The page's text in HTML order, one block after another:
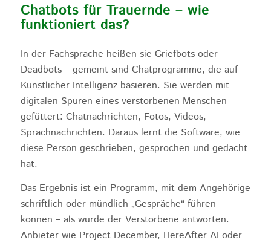
Chatbots für Trauernde – wie
funktioniert das?
In der Fachsprache heißen sie Griefbots oder
Deadbots – gemeint sind Chatprogramme, die auf
Künstlicher Intelligenz basieren. Sie werden mit
digitalen Spuren eines verstorbenen Menschen
gefüttert: Chatnachrichten, Fotos, Videos,
Sprachnachrichten. Daraus lernt die Software, wie
diese Person geschrieben, gesprochen und gedacht
hat.
Das Ergebnis ist ein Programm, mit dem Angehörige
schriftlich oder mündlich „Gespräche“ führen
können – als würde der Verstorbene antworten.
Anbieter wie Project December, HereAfter AI oder